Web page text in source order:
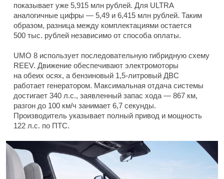
показывает уже 5,915 млн рублей. Для ULTRA
аналогичные цифры — 5,49 и 6,415 млн рублей. Таким
образом, разница между комплектациями остается
500 тыс. рублей независимо от способа оплаты.
UMO 8 использует последовательную гибридную схему
REEV. Движение обеспечивают электромоторы
на обеих осях, а бензиновый 1,5-литровый ДВС
работает генератором. Максимальная отдача системы
достигает 340 л.с., заявленный запас хода — 867 км,
разгон до 100 км/ч занимает 6,7 секунды.
Производитель указывает полный привод и мощность
122 л.с. по ПТС.